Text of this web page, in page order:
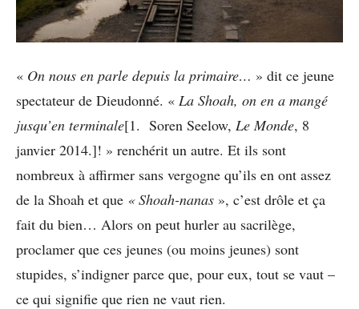
« On nous en parle depuis la primaire… » dit ce jeune
spectateur de Dieudonné. « La Shoah, on en a mangé
jusqu’en terminale[1. Soren Seelow, Le Monde, 8
janvier 2014.]! » renchérit un autre. Et ils sont
nombreux à affirmer sans vergogne qu’ils en ont assez
de la Shoah et que « Shoah-nanas », c’est drôle et ça
fait du bien… Alors on peut hurler au sacrilège,
proclamer que ces jeunes (ou moins jeunes) sont
stupides, s’indigner parce que, pour eux, tout se vaut –
ce qui signifie que rien ne vaut rien.